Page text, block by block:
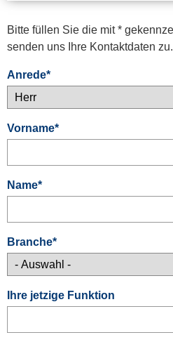
Bitte füllen Sie die mit *
senden uns Ihre Kontaktdaten zu.
Anrede*
Vorname*
Name*
Branche*
Ihre jetzige Funktion